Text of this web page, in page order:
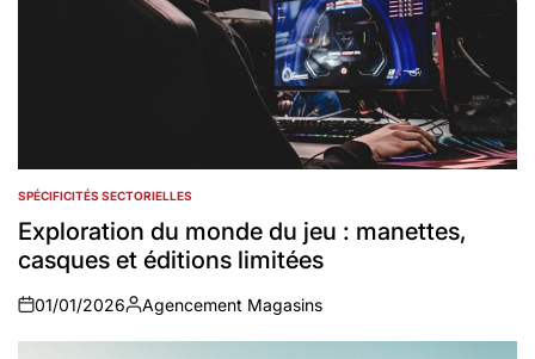
POSTED
IN
SPÉCIFICITÉS SECTORIELLES
Exploration du monde du jeu : manettes,
casques et éditions limitées
on
01/01/2026
Auteur
Agencement Magasins